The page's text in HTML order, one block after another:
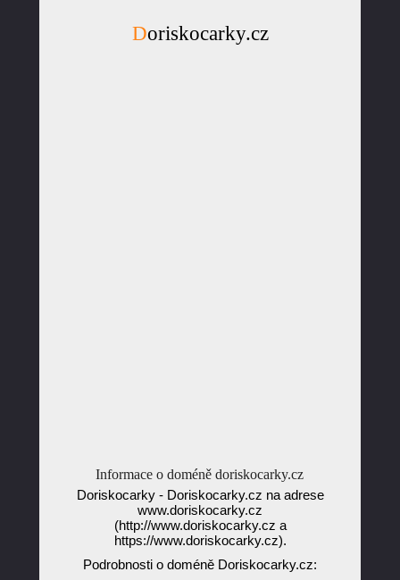
Doriskocarky.cz
Informace o doméně doriskocarky.cz
Doriskocarky - Doriskocarky.cz na adrese
www.doriskocarky.cz
(http://www.doriskocarky.cz a
https://www.doriskocarky.cz).
Podrobnosti o doméně Doriskocarky.cz: